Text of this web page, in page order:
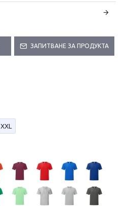
ЗАПИТВАНЕ ЗА ПРОДУКТА
XXL